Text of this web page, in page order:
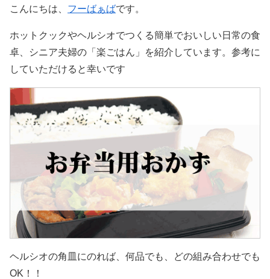
こんにちは、 フーばぁばです。
ホットクックやヘルシオでつくる簡単でおいしい日常の食
卓、シニア夫婦の「楽ごはん」を紹介しています。参考に
していただけると幸いです
ヘルシオの角皿にのれば、何品でも、どの組み合わせでも
OK！！